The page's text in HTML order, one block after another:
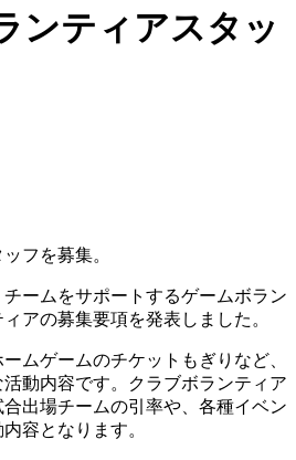
ンティアスタッ
フを募集。
チームをサポートするゲームボラン
アの募集要項を発表しました。
ムゲームのチケットもぎりなど、
動内容です。クラブボランティア
出場チームの引率や、各種イベン
容となります。